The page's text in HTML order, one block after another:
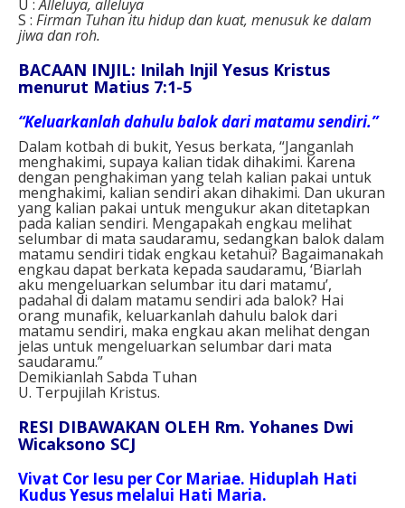
U :Alleluya, alleluya
S : Firman Tuhan itu hidup dan kuat, menusuk ke dalam
jiwa dan roh.
BACAAN INJIL: Inilah Injil Yesus Kristus
menurut Matius 7:1-5
“Keluarkanlah dahulu balok dari matamu sendiri.”
Dalam kotbah di bukit, Yesus berkata, “Janganlah
menghakimi, supaya kalian tidak dihakimi. Karena
dengan penghakiman yang telah kalian pakai untuk
menghakimi, kalian sendiri akan dihakimi. Dan ukuran
yang kalian pakai untuk mengukur akan ditetapkan
pada kalian sendiri. Mengapakah engkau melihat
selumbar di mata saudaramu, sedangkan balok dalam
matamu sendiri tidak engkau ketahui? Bagaimanakah
engkau dapat berkata kepada saudaramu, ‘Biarlah
aku mengeluarkan selumbar itu dari matamu’,
padahal di dalam matamu sendiri ada balok? Hai
orang munafik, keluarkanlah dahulu balok dari
matamu sendiri, maka engkau akan melihat dengan
jelas untuk mengeluarkan selumbar dari mata
saudaramu.”
Demikianlah Sabda Tuhan
U. Terpujilah Kristus.
RESI DIBAWAKAN OLEH Rm. Yohanes Dwi
Wicaksono SCJ
Vivat Cor Iesu per Cor Mariae. Hiduplah Hati
Kudus Yesus melalui Hati Maria.